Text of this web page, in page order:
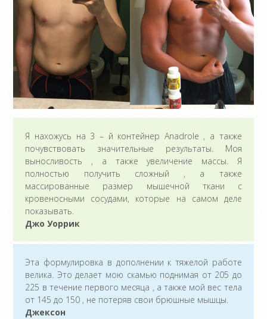
Я нахожусь на 3 – й контейнер Anadrole , а также
почувствовать значительные результаты. Моя
выносливость , а также увеличение массы. Я
полностью получить сложный , а также
массированные размер мышечной ткани с
кровеносными сосудами, которые на самом деле
показывать.
Джо Уоррик
Эта формулировка в дополнении к тяжелой работе
велика. Это делает мою скамью поднимая от 205 до
225 в течение первого месяца , а также мой вес тела
от 145 до 150 , не потеряв свои брюшные мышцы.
Джексон